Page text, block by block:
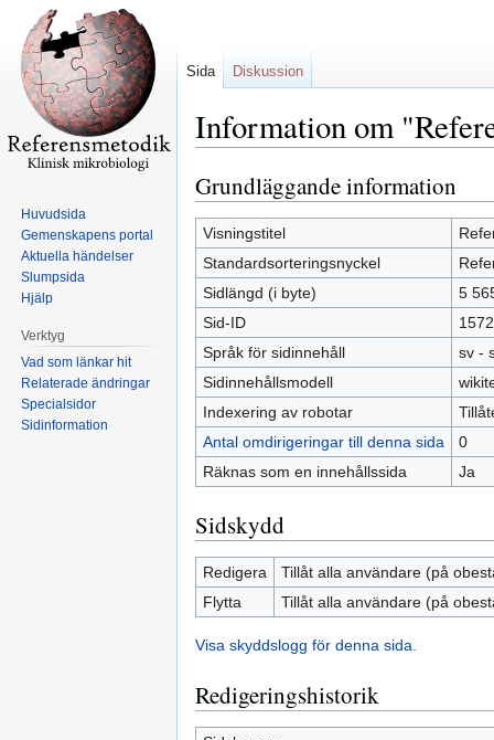
Information om
Hoppa
till
navigering
Hoppa
till
sök
Grundläggande information
Visningstitel
Standardsorteringsnyckel
Sidlängd (i byte)
5
Sid-ID
1572
Språk för sidinnehåll
sv -
Sidinnehållsmodell
Indexering av robotar
Antal omdirigeringar till denna sida
0
Räknas som en innehållssida
Ja
Sidskydd
Redigera
Tillåt alla användare (på
Flytta
Tillåt alla användare (på
Visa skyddslogg för denna sida.
Redigeringshistorik
Sida Diskussion
Huvudsida
Gemenskapens portal
Aktuella händelser
Slumpsida
Hjälp
Verktyg
Vad som länkar hit
Relaterade ändringar
Specialsidor
Sidinformation